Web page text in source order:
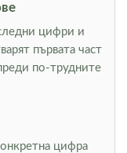
цифри и
първата част
по-трудните
цифра